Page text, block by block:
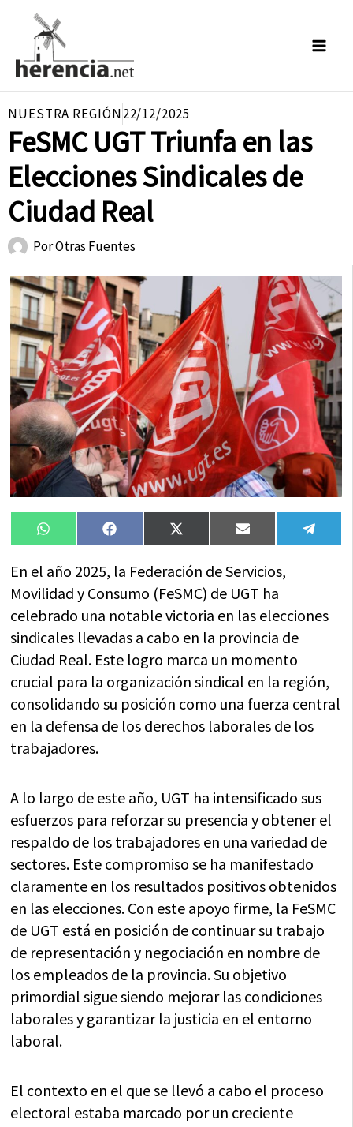
contenido
NUESTRA REGIÓN22/12/2025
FeSMC UGT Triunfa en las
Elecciones Sindicales de
Ciudad Real
PorOtras Fuentes
Compartir
en
WhatsAppCompartir
en
FacebookCompartir
en
X
(Twitter)
Compartir
en
Email
en
En el año 2025, la Federación de Servicios,
Movilidad y Consumo (FeSMC) de UGT ha
celebrado una notable victoria en las elecciones
sindicales llevadas a cabo en la provincia de
Ciudad Real. Este logro marca un momento
crucial para la organización sindical en la región,
consolidando su posición como una fuerza central
en la defensa de los derechos laborales de los
trabajadores.
A lo largo de este año, UGT ha intensificado sus
esfuerzos para reforzar su presencia y obtener el
respaldo de los trabajadores en una variedad de
sectores. Este compromiso se ha manifestado
claramente en los resultados positivos obtenidos
en las elecciones. Con este apoyo firme, la FeSMC
de UGT está en posición de continuar su trabajo
de representación y negociación en nombre de
los empleados de la provincia. Su objetivo
primordial sigue siendo mejorar las condiciones
laborales y garantizar la justicia en el entorno
laboral.
El contexto en el que se llevó a cabo el proceso
electoral estaba marcado por un creciente